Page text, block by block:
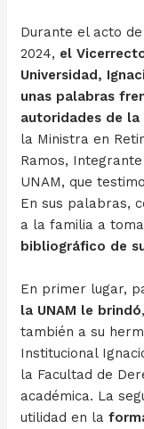
Durante el acto
2024, el
Universidad,
unas palabras
autoridades de la
la Ministra en
Ramos,
UNAM, que
En sus palabras,
a la familia a
bibliográfico de
En primer lugar,
la UNAM le brindó
también a su
Institucional
la Facultad de
académica. La
utilidad en la